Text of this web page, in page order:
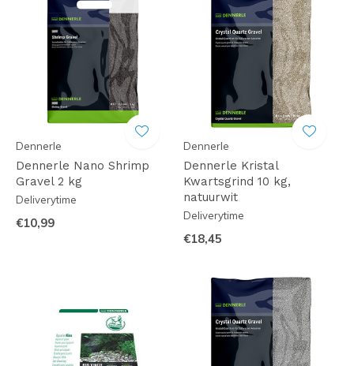
Dennerle
Dennerle Nano Shrimp
Gravel 2 kg
Deliverytime
€10,99
Dennerle
Dennerle Kristal
Kwartsgrind 10 kg,
natuurwit
Deliverytime
€18,45